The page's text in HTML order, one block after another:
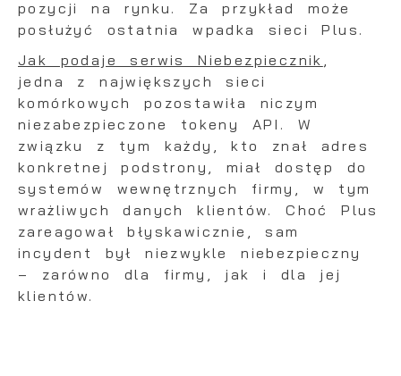
pozycji na rynku. Za przykład może
posłużyć ostatnia wpadka sieci Plus.
Jak podaje serwis Niebezpiecznik ,
jedna z największych sieci
komórkowych pozostawiła niczym
niezabezpieczone tokeny API. W
związku z tym każdy, kto znał adres
konkretnej podstrony, miał dostęp do
systemów wewnętrznych firmy, w tym
wrażliwych danych klientów. Choć Plus
zareagował błyskawicznie, sam
incydent był niezwykle niebezpieczny
– zarówno dla firmy, jak i dla jej
klientów.